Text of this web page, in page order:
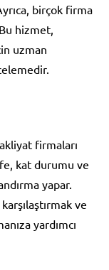
birçok firma
hizmet,
uzman
firmaları
kat durumu ve
yapar.
ve
yardımcı